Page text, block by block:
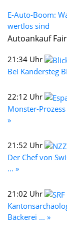
E-Auto-Boom:
wertlos sind
Autoankauf
21:34 Uhr
Bei Kandersteg
22:12 Uhr
Monster-
»
21:52 Uhr
Der Chef von
... »
21:02 Uhr
Bäckerei ... »